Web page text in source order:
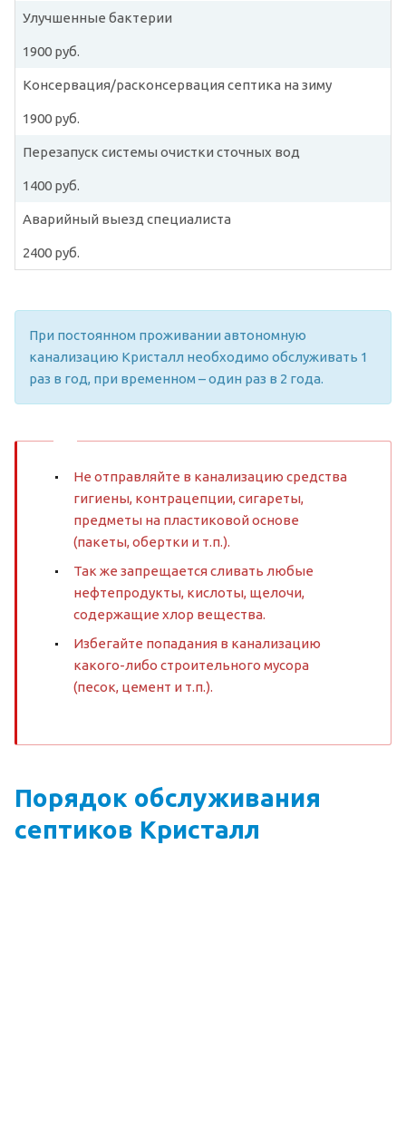
Улучшенные бактерии
1900 руб.
Консервация/расконсервация септика на зиму
1900 руб.
Перезапуск системы очистки сточных вод
1400 руб.
Аварийный выезд специалиста
2400 руб.
При постоянном проживании автономную
канализацию Кристалл необходимо обслуживать 1
раз в год, при временном – один раз в 2 года.
Не отправляйте в канализацию средства
гигиены, контрацепции, сигареты,
предметы на пластиковой основе
(пакеты, обертки и т.п.).
Так же запрещается сливать любые
нефтепродукты, кислоты, щелочи,
содержащие хлор вещества.
Избегайте попадания в канализацию
какого-либо строительного мусора
(песок, цемент и т.п.).
Порядок обслуживания
септиков Кристалл